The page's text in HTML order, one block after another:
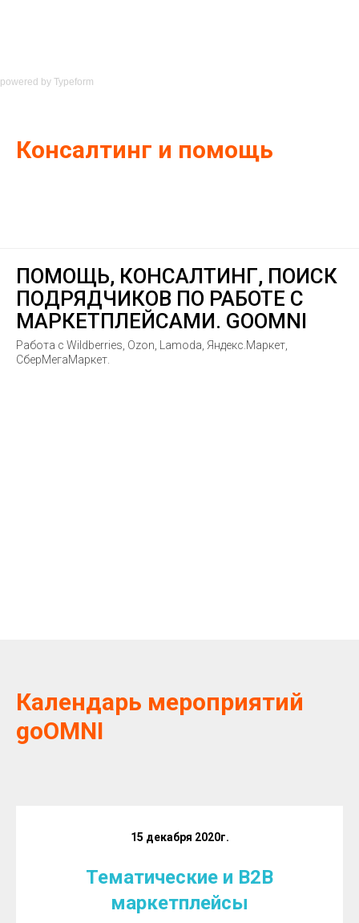
powered by Typeform
Консалтинг и помощь
ПОМОЩЬ, КОНСАЛТИНГ, ПОИСК
ПОДРЯДЧИКОВ ПО РАБОТЕ С
МАРКЕТПЛЕЙСАМИ. GOOMNI
Работа с Wildberries, Ozon, Lamoda, Яндекс.Маркет,
СберМегаМаркет.
Календарь мероприятий
goOMNI
15 декабря 2020г.
Тематические и B2B
маркетплейсы